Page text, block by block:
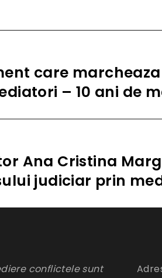
care
– 10 ani de
Ana Cristina
judiciar prin
conflictele sunt